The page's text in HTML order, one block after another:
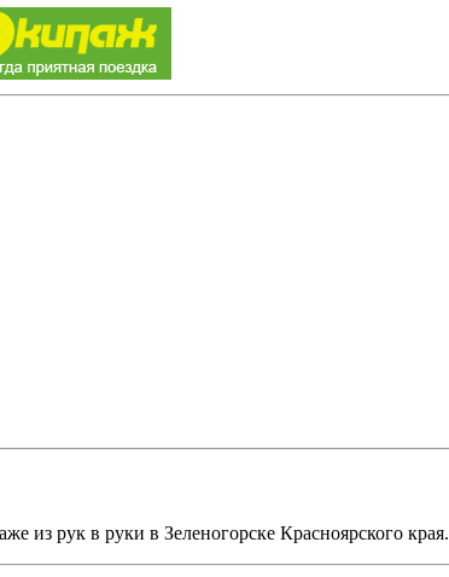
из рук в руки в Зеленогорске Красноярского края.